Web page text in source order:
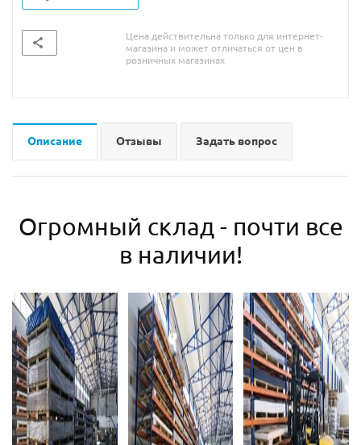
Цена действительна только для интернет-
магазина и может отличаться от цен в
розничных магазинах
Описание Отзывы Задать вопрос
Огромный склад - почти все
в наличии!